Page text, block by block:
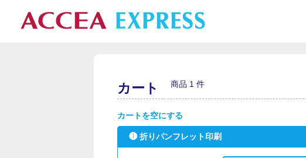
カート 商品 1 件
カートを空にする
❶ 折りパンフレット印刷